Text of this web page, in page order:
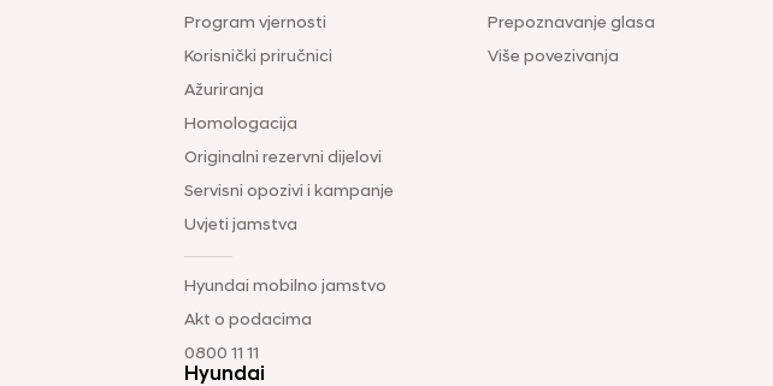
Program vjernosti
Korisnički priručnici
Ažuriranja
Homologacija
Originalni rezervni dijelovi
Servisni opozivi i kampanje
Uvjeti jamstva
Hyundai mobilno jamstvo
Akt o podacima
0800 11 11
Prepoznavanje glasa
Više povezivanja
Hyundai